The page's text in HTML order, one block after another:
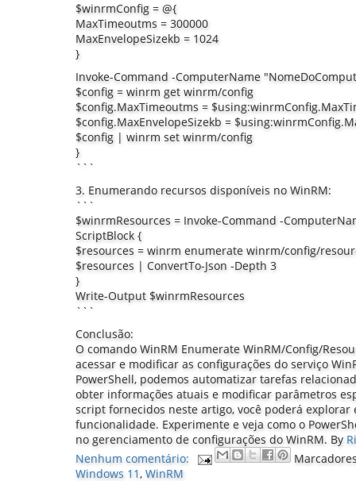
$winrmConfig = @{
MaxTimeoutms = 300000
MaxEnvelopeSizekb = 1024
}
Invoke-Command -ComputerName
$config = winrm get winrm/config
$config.MaxTimeoutms =
$config.MaxEnvelopeSizekb =
$config | winrm set winrm/config
}
```
3. Enumerando recursos disponíveis no WinRM:
```
$winrmResources = Invoke-Command -
ScriptBlock {
$resources = winrm enumerate winrm/config/
$resources | ConvertTo-Json -Depth 3
}
Write-Output $winrmResources
```
Conclusão:
O comando WinRM Enumerate WinRM/Config/
acessar e modificar as configurações do serviço
PowerShell, podemos automatizar tarefas
obter informações atuais e modificar parâmetros
script fornecidos neste artigo, você poderá explorar
funcionalidade. Experimente e veja como o
no gerenciamento de configurações do WinRM. By
Nenhum comentário:
Windows 11, WinRM